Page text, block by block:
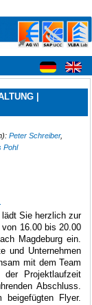
|
Peter Schreiber,
Pohl
lädt Sie herzlich zur
16.00 bis 20.00
Magdeburg ein.
und Unternehmen
mit dem Team
der
Projektlaufzeit
Abschluss.
Flyer.